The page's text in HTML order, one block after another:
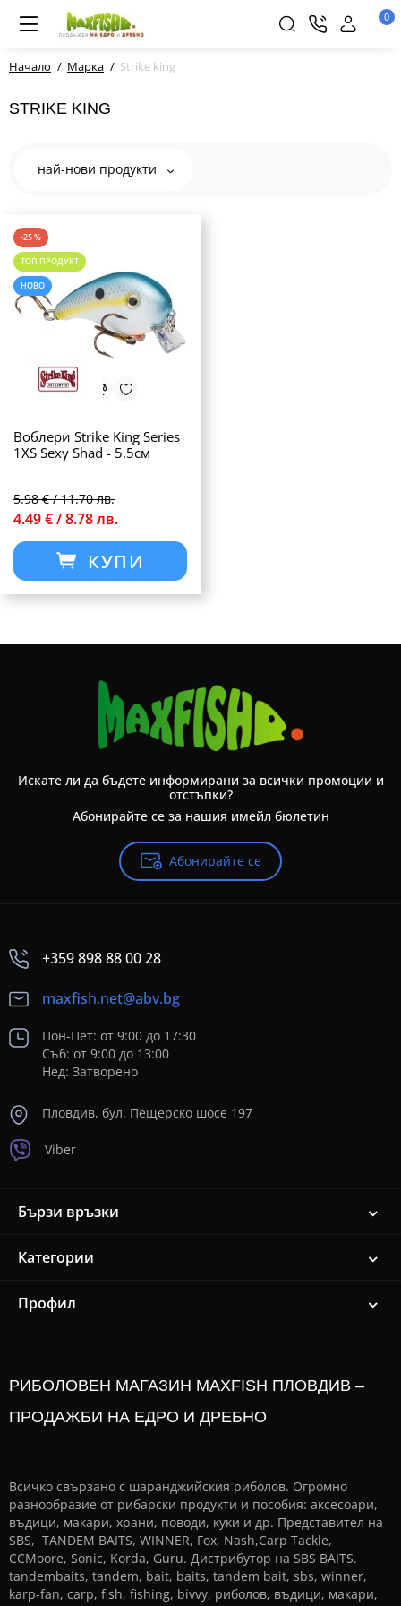
0
Начало Марка Strike king
STRIKE KING
най-нови продукти
-25 %
ТОП ПРОДУКТ
НОВО
Воблери Strike King Series
1XS Sexy Shad - 5.5см
5.98 € / 11.70 лв.
4.49 € / 8.78 лв.
КУПИ
Искате ли да бъдете информирани за всички промоции и
отстъпки?
Абонирайте се за нашия имейл бюлетин
Абонирайте се
+359 898 88 00 28
maxfish.net@abv.bg
Пон-Пет: от 9:00 до 17:30
Съб: от 9:00 до 13:00
Нед: Затворено
Пловдив, бул. Пещерско шосе 197
Viber
Бързи връзки
Категории
Профил
РИБОЛОВЕН МАГАЗИН MAXFISH ПЛОВДИВ –
ПРОДАЖБИ НА ЕДРО И ДРЕБНО
Всичко свързано с шаранджийския риболов. Огромно
разнообразие от рибарски продукти и пособия: аксесоари,
въдици, макари, храни, поводи, куки и др. Представител на
SBS, TANDEM BAITS, WINNER, Fox, Nash,Carp Tackle,
CCMoore, Sonic, Korda, Guru. Дистрибутор на SBS BAITS.
tandembaits, tandem, bait, baits, tandem bait, sbs, winner,
karp-fan, carp, fish, fishing, bivvy, риболов, въдици, макари,